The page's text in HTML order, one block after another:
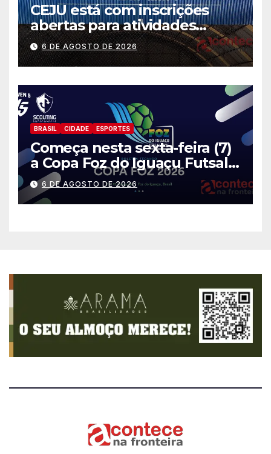
CEJU está com inscrições
abertas para atividades
gratuitas
6 DE AGOSTO DE 2026
BRASIL CIDADE ESPORTES
Começa nesta sexta-feira (7)
a Copa Foz do Iguaçu Futsal
2026 com equipes de quatro
países
6 DE AGOSTO DE 2026